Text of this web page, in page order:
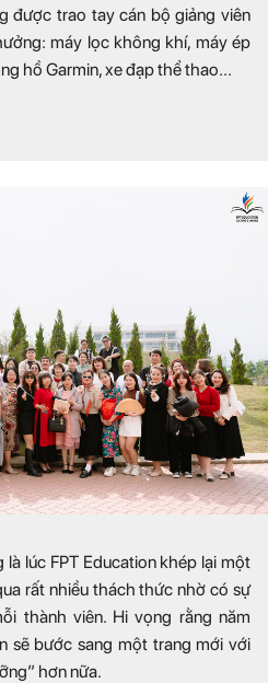
được trao tay cán bộ giảng viên
máy lọc không khí, máy ép
hồ Garmin, xe đạp thể thao...
lúc FPT Education khép lại một
rất nhiều thách thức nhờ có sự
thành viên. Hi vọng rằng năm
sẽ bước sang một trang mới với
hơn nữa.